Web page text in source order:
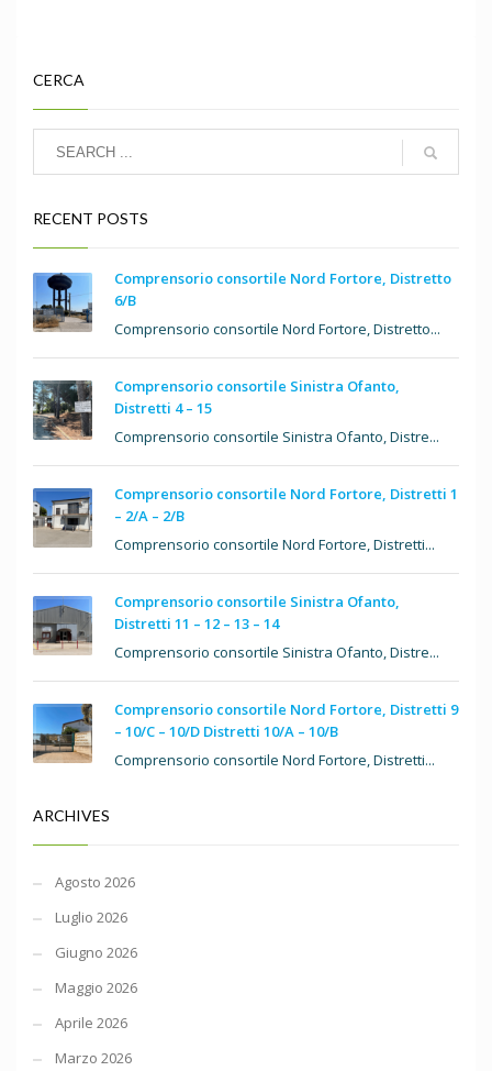
CERCA
RECENT POSTS
Comprensorio consortile Nord Fortore, Distretto
6/B
Comprensorio consortile Nord Fortore, Distretto...
Comprensorio consortile Sinistra Ofanto,
Distretti 4 – 15
Comprensorio consortile Sinistra Ofanto, Distre...
Comprensorio consortile Nord Fortore, Distretti 1
– 2/A – 2/B
Comprensorio consortile Nord Fortore, Distretti...
Comprensorio consortile Sinistra Ofanto,
Distretti 11 – 12 – 13 – 14
Comprensorio consortile Sinistra Ofanto, Distre...
Comprensorio consortile Nord Fortore, Distretti 9
– 10/C – 10/D Distretti 10/A – 10/B
Comprensorio consortile Nord Fortore, Distretti...
ARCHIVES
Agosto 2026
Luglio 2026
Giugno 2026
Maggio 2026
Aprile 2026
Marzo 2026